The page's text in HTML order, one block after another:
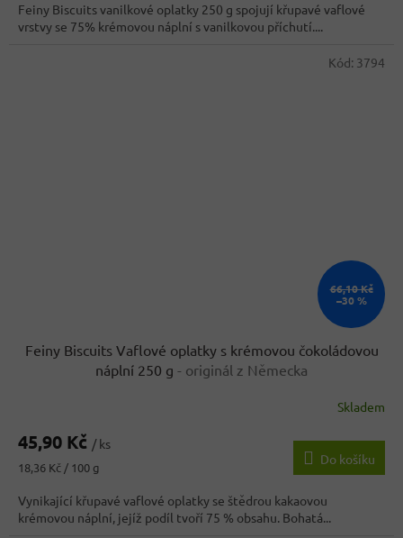
Feiny Biscuits vanilkové oplatky 250 g spojují křupavé vaflové
vrstvy se 75% krémovou náplní s vanilkovou příchutí....
66,10 Kč
–30 %
Feiny Biscuits Vaflové oplatky s krémovou čokoládovou
náplní 250 g - originál z Německa
produktu
3,5
z
5
hvězdiček.
Skladem
45,90 Kč / ks
Měrná
18,36 Kč / 100 g
Do košíku
Vynikající křupavé vaflové oplatky se štědrou kakaovou
krémovou náplní, jejíž podíl tvoří 75 % obsahu. Bohatá...
Kód: 3794